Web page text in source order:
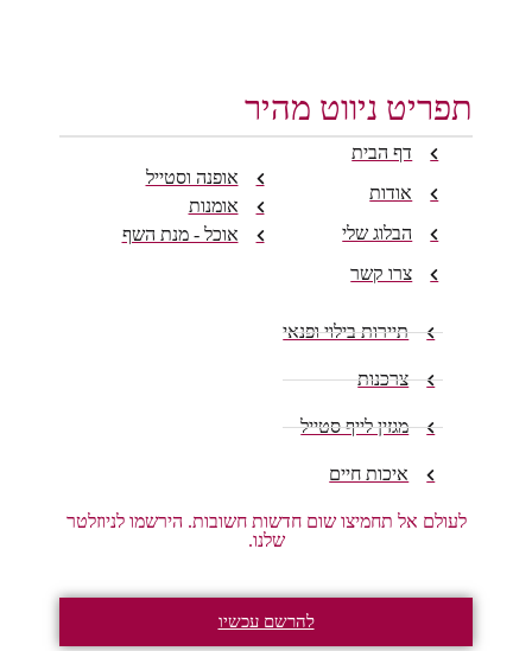
תפריט ניווט מהיר
דף הבית
אודות
הבלוג שלי
צרו קשר
אופנה וסטייל
אומנות
אוכל - מנת השף
תיירות בילוי ופנאי
צרכנות
מגזין לייף סטייל
איכות חיים
לעולם אל תחמיצו שום חדשות חשובות. הירשמו לניוזלטר
שלנו.
להרשם עכשיו